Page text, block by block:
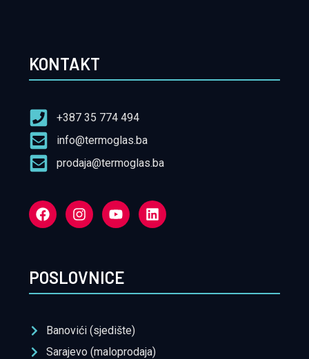
KONTAKT
+387 35 774 494
info@termoglas.ba
prodaja@termoglas.ba
POSLOVNICE
Banovići (sjedište)
Sarajevo (maloprodaja)